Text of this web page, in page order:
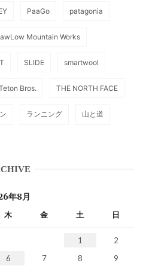
PaaGo patagonia
Mountain Works
SLIDE smartwool
Bros. THE NORTH FACE
ランニング 山と道
年8月
木 金 土 日
1
2
6 7 8
9